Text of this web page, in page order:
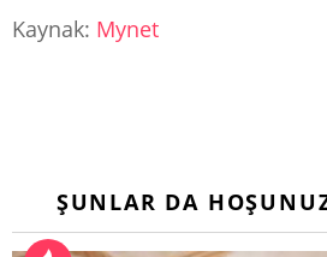
Kaynak: Mynet
ŞUNLAR DA